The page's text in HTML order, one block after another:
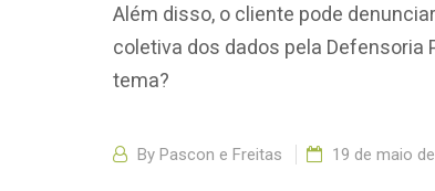
Além disso, o cliente pode
coletiva dos dados pela Defensoria
tema?
By Pascon e Freitas 19 de maio